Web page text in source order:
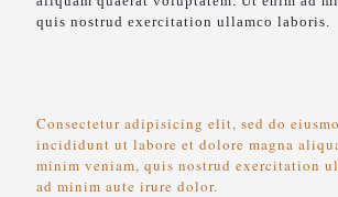
quis nostrud exercitation ullamco laboris.
Consectetur adipisicing elit, sed do
incididunt ut labore et dolore magna
minim veniam, quis nostrud exercitation
ad minim aute irure dolor.